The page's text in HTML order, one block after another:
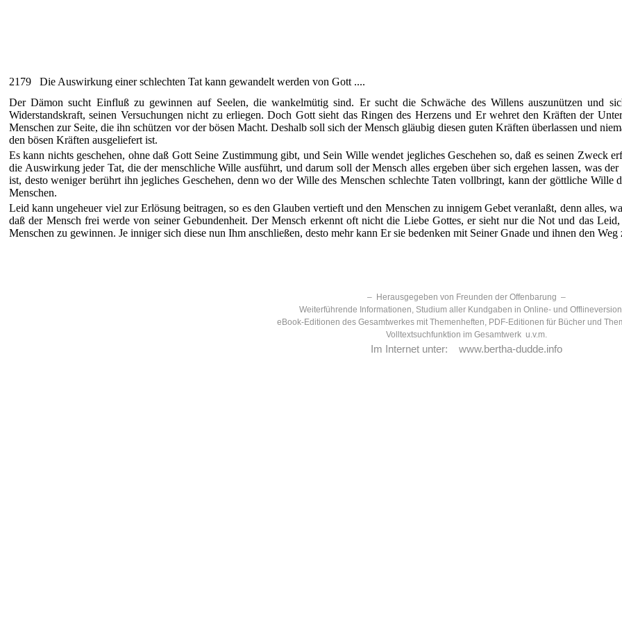
2179 Die Auswirkung einer schlechten Tat kann gewandelt werden von Gott ....
Der Dämon sucht Einfluß zu gewinnen auf Seelen, die wankelmütig sind. Er sucht die Schwäche des Willens auszunützen und
Widerstandskraft, seinen Versuchungen nicht zu erliegen. Doch Gott sieht das Ringen des Herzens und Er wehret den Kräften der
Menschen zur Seite, die ihn schützen vor der bösen Macht. Deshalb soll sich der Mensch gläubig diesen guten Kräften überlassen und
den bösen Kräften ausgeliefert ist.
Es kann nichts geschehen, ohne daß Gott Seine Zustimmung gibt, und Sein Wille wendet jegliches Geschehen so, daß es seinen Zweck
die Auswirkung jeder Tat, die der menschliche Wille ausführt, und darum soll der Mensch alles ergeben über sich ergehen lassen, was
ist, desto weniger berührt ihn jegliches Geschehen, denn wo der Wille des Menschen schlechte Taten vollbringt, kann der göttliche Wille
Menschen.
Leid kann ungeheuer viel zur Erlösung beitragen, so es den Glauben vertieft und den Menschen zu innigem Gebet veranlaßt, denn alles,
daß der Mensch frei werde von seiner Gebundenheit. Der Mensch erkennt oft nicht die Liebe Gottes, er sieht nur die Not und das
Menschen zu gewinnen. Je inniger sich diese nun Ihm anschließen, desto mehr kann Er sie bedenken mit Seiner Gnade und ihnen den
– Herausgegeben von Freunden der Offenbarung –
Weiterführende Informationen, Studium aller Kundgaben in Online- und
eBook-Editionen des Gesamtwerkes mit Themenheften, PDF-Editionen für Bücher und
Volltextsuchfunktion im Gesamtwerk u.v.m.
Im Internet unter: www.bertha-dudde.info